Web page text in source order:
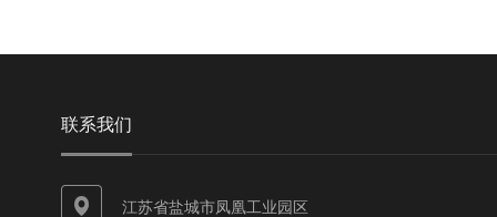
联系我们
江苏省盐城市凤凰工业园区